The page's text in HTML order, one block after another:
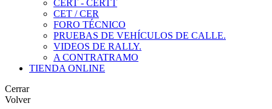
CERT - CERTT
CET / CER
FORO TÉCNICO
PRUEBAS DE VEHÍCULOS DE CALLE.
VIDEOS DE RALLY.
A CONTRATRAMO
TIENDA ONLINE
Cerrar
Volver